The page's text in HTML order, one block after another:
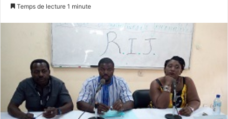
o
c
o
Temps de lecture 1 minute